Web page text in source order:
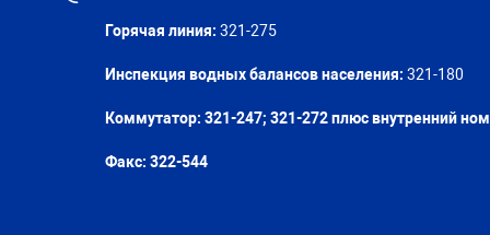
Горячая линия: 321-275
Инспекция водных балансов населения: 321-180
Коммутатор: 321-247; 321-272 плюс внутренний
Факс: 322-544